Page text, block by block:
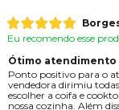
Eu recomendo esse
Ótimo atendimento
Ponto positivo para o
vendedora dirimiu
escolher a coifa e
nossa cozinha. Além